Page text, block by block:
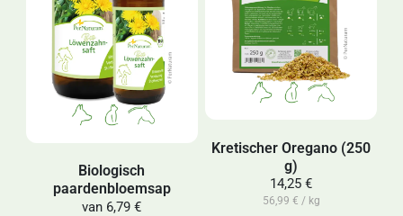
Biologisch
paardenbloemsap
van 6,79 €
Kretischer Oregano (250
g)
14,25 €
56,99 € / kg